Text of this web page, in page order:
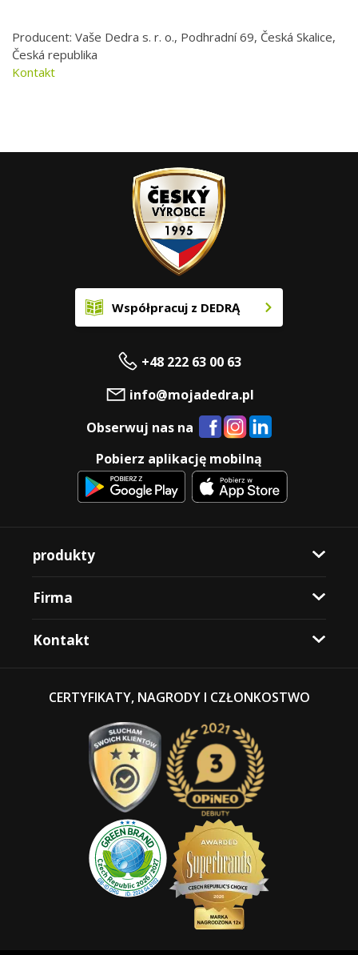
Producent: Vaše Dedra s. r. o., Podhradní 69, Česká Skalice,
Česká republika
Kontakt
Współpracuj z DEDRĄ
+48 222 63 00 63
info@mojadedra.pl
Obserwuj nas na
Pobierz aplikację mobilną
produkty
Firma
Kontakt
CERTYFIKATY, NAGRODY I CZŁONKOSTWO